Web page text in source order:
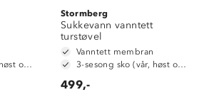
3-sesong sko (vår, høst og vinter)
Stormberg
Sukkevann vanntett
turstøvel
Vanntett membran
3-sesong sko (vår, høst og vinter)
499,-